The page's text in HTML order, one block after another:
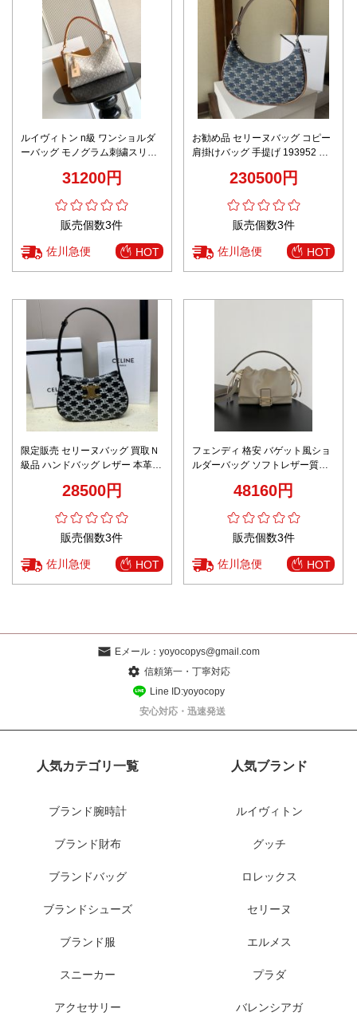
ルイヴィトン n級 ワンショルダ
ーバッグ モノグラム刺繍スリム
31200円
販売個数3件
佐川急便 HOT
お勧め品 セリーヌバッグ コピー
肩掛けバッグ 手提げ 193952 花
230500円
販売個数3件
佐川急便 HOT
限定販売 セリーヌバッグ 買取Ｎ
級品 ハンドバッグ レザー 本革
28500円
販売個数3件
佐川急便 HOT
フェンディ 格安 バゲット風ショ
ルダーバッグ ソフトレザー質感
48160円
販売個数3件
佐川急便 HOT
Eメール： yoyocopys@gmail.com
信頼第一・丁寧対応
Line ID:yoyocopy
安心対応・迅速発送
人気カテゴリ一覧
ブランド腕時計
ブランド財布
ブランドバッグ
ブランドシューズ
ブランド服
スニーカー
アクセサリー
人気ブランド
ルイヴィトン
グッチ
ロレックス
セリーヌ
エルメス
プラダ
バレンシアガ